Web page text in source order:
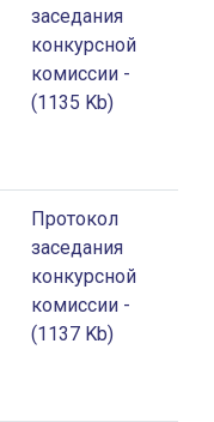
заседания
конкурсной
комиссии -
(1135 Kb)
Протокол
заседания
конкурсной
комиссии -
(1137 Kb)